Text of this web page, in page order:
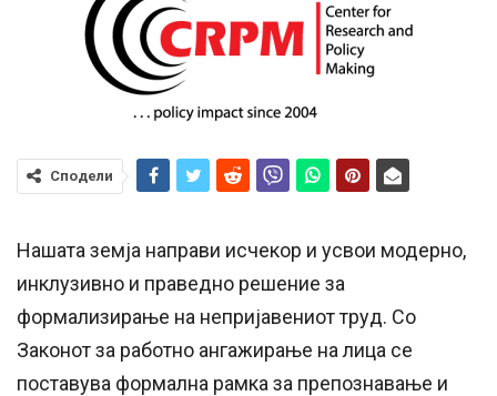
Сподели
Нашата земја направи исчекор и усвои модерно,
инклузивно и праведно решение за
формализирање на непријавениот труд. Со
Законот за работно ангажирање на лица се
поставува формална рамка за препознавање и